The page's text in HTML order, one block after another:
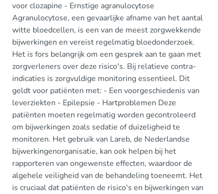
voor clozapine - Ernstige agranulocytose
Agranulocytose, een gevaarlijke afname van het aantal
witte bloedcellen, is een van de meest zorgwekkende
bijwerkingen en vereist regelmatig bloedonderzoek.
Het is fors belangrijk om een gesprek aan te gaan met
zorgverleners over deze risico's. Bij relatieve contra-
indicaties is zorgvuldige monitoring essentieel. Dit
geldt voor patiënten met: - Een voorgeschiedenis van
leverziekten - Epilepsie - Hartproblemen Deze
patiënten moeten regelmatig worden gecontroleerd
om bijwerkingen zoals sedatie of duizeligheid te
monitoren. Het gebruik van Lareb, de Nederlandse
bijwerkingenorganisatie, kan ook helpen bij het
rapporteren van ongewenste effecten, waardoor de
algehele veiligheid van de behandeling toeneemt. Het
is cruciaal dat patiënten de risico's en bijwerkingen van